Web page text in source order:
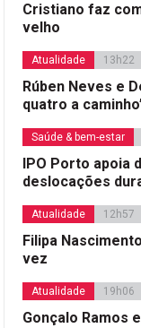
Cristiano faz
velho
Atualidade 13h22
Rúben Neves e
quatro a
Saúde & bem-estar
IPO Porto
deslocações
Atualidade 12h57
Filipa
vez
Atualidade 19h06
Gonçalo Ramos